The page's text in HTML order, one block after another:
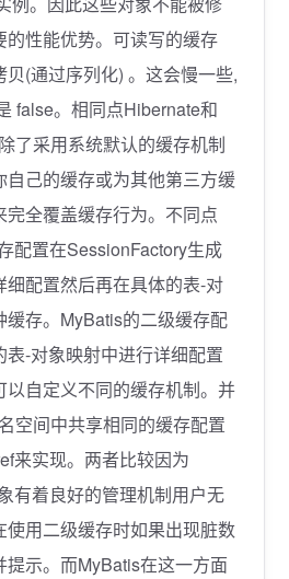
的性能优势。可读写的缓存
(通过序列化) 。这会慢一些,
false。相同点Hibernate和
了采用系统默认的缓存机制
己的缓存或为其他第三方缓
全覆盖缓存行为。不同点
配置在SessionFactory生成
细配置然后再在具体的表-对
缓存。MyBatis的二级缓存配
-对象映射中进行详细配置
自定义不同的缓存机制。并
空间中共享相同的缓存配置
来实现。两者比较因为
有着良好的管理机制用户无
使用二级缓存时如果出现脏数
示。而MyBatis在这一方面